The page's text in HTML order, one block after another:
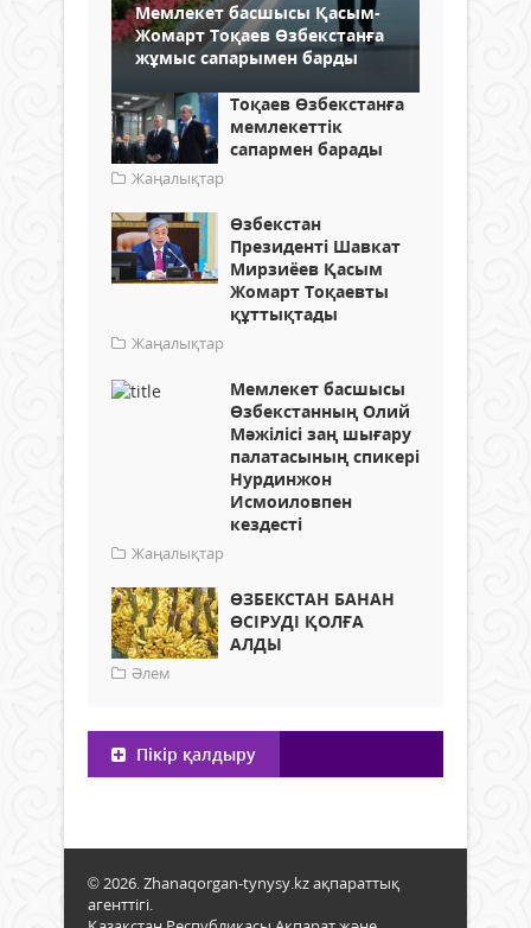
Мемлекет басшысы Қасым-
Жомарт Тоқаев Өзбекстанға
жұмыс сапарымен барды
Тоқаев Өзбекстанға
мемлекеттік
сапармен барады
Жаңалықтар
Өзбекстан
Президенті Шавкат
Мирзиёев Қасым
Жомарт Тоқаевты
құттықтады
Жаңалықтар
Мемлекет басшысы
Өзбекстанның Олий
Мәжілісі заң шығару
палатасының спикері
Нурдинжон
Исмоиловпен
кездесті
Жаңалықтар
ӨЗБЕКСТАН БАНАН
ӨСІРУДІ ҚОЛҒА
АЛДЫ
Әлем
Пікір қалдыру
© 2026. Zhanaqorgan-tynysy.kz ақпараттық
агенттігі.